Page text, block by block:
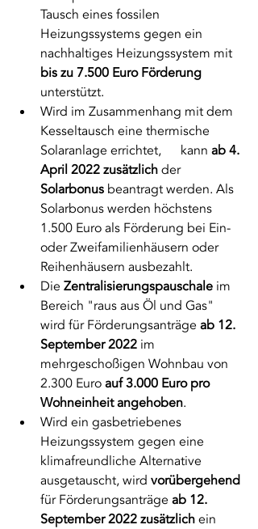
Tausch eines fossilen
Heizungssystems gegen ein
nachhaltiges Heizungssystem mit
bis zu 7.500 Euro Förderung
unterstützt.
Wird im Zusammenhang mit dem
Kesseltausch eine thermische
Solaranlage errichtet,      kann ab 4.
April 2022 zusätzlich der
Solarbonus beantragt werden. Als
Solarbonus werden höchstens
1.500 Euro als Förderung bei Ein-
oder Zweifamilienhäusern oder
Reihenhäusern ausbezahlt.
Die Zentralisierungspauschale im
Bereich "raus aus Öl und Gas"
wird für Förderungsanträge ab 12.
September 2022 im
mehrgeschoßigen Wohnbau von
2.300 Euro auf 3.000 Euro pro
Wohneinheit angehoben.
Wird ein gasbetriebenes
Heizungssystem gegen eine
klimafreundliche Alternative
ausgetauscht, wird vorübergehend
für Förderungsanträge ab 12.
September 2022 zusätzlich ein